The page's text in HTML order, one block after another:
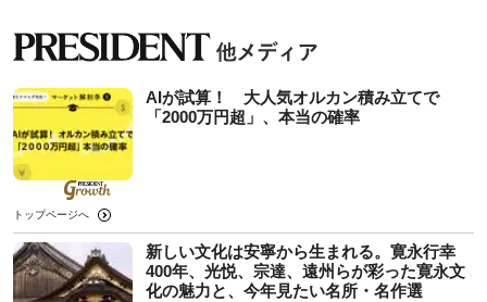
AIが試算！ 大人気オルカン積み立てで
「2000万円超」、本当の確率
トップページへ
新しい文化は安寧から生まれる。寛永行幸
400年、光悦、宗達、遠州らが彩った寛永文
化の魅力と、今年見たい名所・名作選